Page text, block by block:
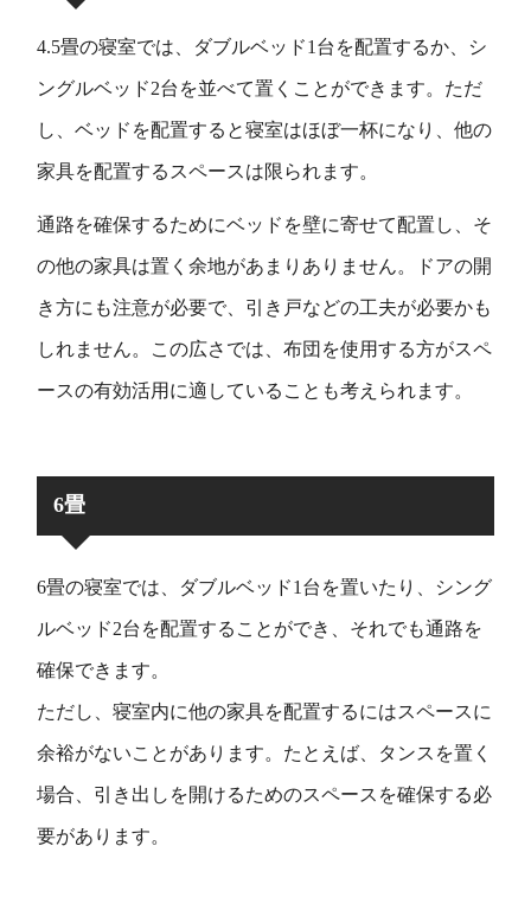
4.5畳の寝室では、ダブルベッド1台を配置するか、シ
ングルベッド2台を並べて置くことができます。ただ
し、ベッドを配置すると寝室はほぼ一杯になり、他の
家具を配置するスペースは限られます。
通路を確保するためにベッドを壁に寄せて配置し、そ
の他の家具は置く余地があまりありません。ドアの開
き方にも注意が必要で、引き戸などの工夫が必要かも
しれません。この広さでは、布団を使用する方がスペ
ースの有効活用に適していることも考えられます。
6畳
6畳の寝室では、ダブルベッド1台を置いたり、シング
ルベッド2台を配置することができ、それでも通路を
確保できます。
ただし、寝室内に他の家具を配置するにはスペースに
余裕がないことがあります。たとえば、タンスを置く
場合、引き出しを開けるためのスペースを確保する必
要があります。